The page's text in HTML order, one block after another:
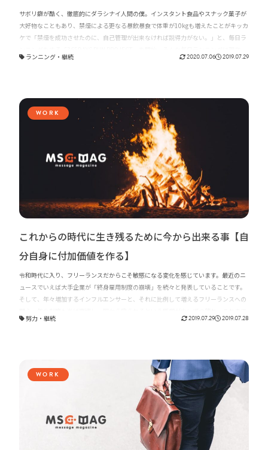
サボリ癖が酷く、徹底的にダラシナイ人間の僕。インスタント食品やスナック菓子が
大好物なこともあり、禁煙による更なる暴飲暴食で体重が10kgも増えたことがキッカ
ケで「禁煙を成功させたのに、自己管理が出来なければ説得力がない。」と、毎日ラ
1,200日を突破(2020年6月現在)しました。今回は「365DAYS RUN PROJECT」を通
ランニング・ 継続 2020.07.06 2019.07.29
WORK
これからの時代に生き残るために今から出来る事【自
分自身に付加価値を作る】
令和時代に入り、フリーランスだからこそ敏感になる変化を感じています。最近のニ
ュースでいえば大手企業が「終身雇用制度の崩壊」を続々と発表していることです。
そして、年々増加するインフルエンサーと、それに比例して増えるフリーランスへの
より自分自身で個人の将来設計を管理することを強いられる時代になってきていると
努力・ 継続 2019.07.29 2019.07.28
WORK